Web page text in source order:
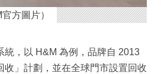
方圖片）
統，以 H&M 為例，品牌自 2013
收」計劃，並在全球門市設置回收